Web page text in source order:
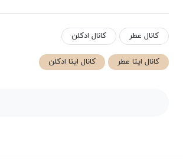
کانال عطر کانال ادکلن
کانال ایتا عطر کانال ایتا ادکلن